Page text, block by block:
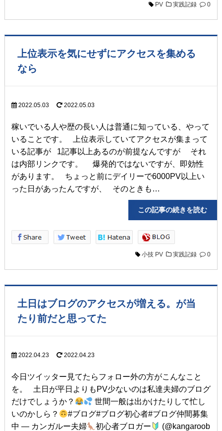
PV 実践記録 0
上位表示を気にせずにアクセスを集める
なら
2022.05.03 2022.05.03
稼いでいる人や歴の長い人は普通に知っている、やって
いることです。 上位表示していてアクセスが集まって
いる記事が 1記事以上あるのが前提なんですが それ
は内部リンクです。 爆発的ではないですが、即効性
があります。 ちょっと前にデイリーで6000PV以上い
った日があったんですが、 そのときも…
この記事の続きを読
小技 PV 実践記録 0
土日はブログのアクセスが増える。が当
たり前だと思ってた
2022.04.23 2022.04.23
今日ツイッター見てたらフォロー外の方がこんなこと
を。 土日が平日よりもPV少ないのは私達夫婦のブログ
だけでしょうか？
世間一般は出かけたりして忙し
いのかしら？
#ブログ#ブログ初心者#ブログ仲間募集
中 — カンガルー夫婦
初心者ブロガー
(@kangaroob